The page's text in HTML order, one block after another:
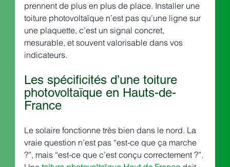
prennent de plus en plus de place. Installer une
toiture photovoltaïque n’est pas qu’une ligne sur
une plaquette, c’est un signal concret,
mesurable, et souvent valorisable dans vos
indicateurs.
Les spécificités d’une toiture
photovoltaïque en Hauts-de-
France
Le solaire fonctionne très bien dans le nord. La
vraie question n’est pas “est-ce que ça marche
?”, mais “est-ce que c’est conçu correctement ?”.